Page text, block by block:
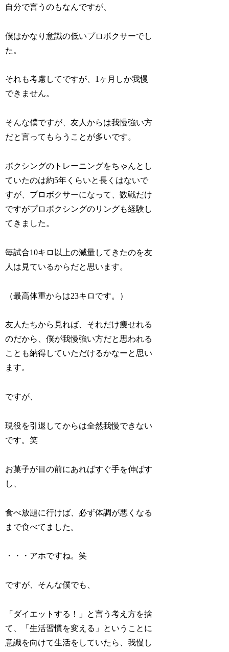
自分で言うのもなんですが、
僕はかなり意識の低いプロボクサーでし
た。
それも考慮してですが、1ヶ月しか我慢
できません。
そんな僕ですが、友人からは我慢強い方
だと言ってもらうことが多いです。
ボクシングのトレーニングをちゃんとし
ていたのは約5年くらいと長くはないで
すが、プロボクサーになって、数戦だけ
ですがプロボクシングのリングも経験し
てきました。
毎試合10キロ以上の減量してきたのを友
人は見ているからだと思います。
（最高体重からは23キロです。）
友人たちから見れば、それだけ痩せれる
のだから、僕が我慢強い方だと思われる
ことも納得していただけるかなーと思い
ます。
ですが、
現役を引退してからは全然我慢できない
です。笑
お菓子が目の前にあればすぐ手を伸ばす
し、
食べ放題に行けば、必ず体調が悪くなる
まで食べてました。
・・・アホですね。笑
ですが、そんな僕でも、
「ダイエットする！」と言う考え方を捨
て、「生活習慣を変える」ということに
意識を向けて生活をしていたら、我慢し